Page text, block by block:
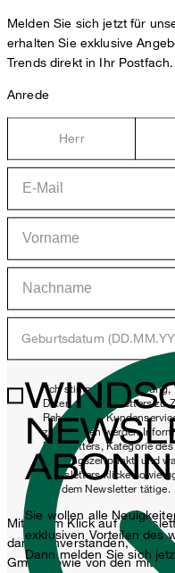
Melden Sie sich jetzt für
erhalten Sie exklusive
Trends direkt in Ihr Postfach.
Anrede
Herr
Geburtsdatum
*Ich stimme der
Daten des Newsletters zu
Rahmen des
zu. Erhoben werden
Newsletters, Kategorie
Öffnungszeitpunkt) und
Newsletters klicke sowie
mit dem Newsletter tätige.
Mit einem Klick auf
damit einverstanden, dass
GmbH sowie von den mit
Sie wollen alle
exklusiven Vorteilen des
Dann melden Sie sich